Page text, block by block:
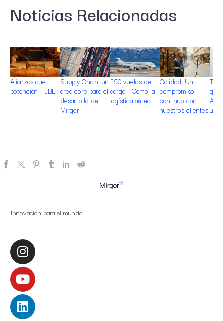
Noticias Relacionadas
Alianzas que
potencian - JBL
Supply Chain, un
área core para el
desarrollo de
Mirgor
250 vuelos de
carga - Cómo la
logística aérea…
Calidad: Un
compromiso
continuo con
nuestros clientes
TV,
Innovación para el mundo.